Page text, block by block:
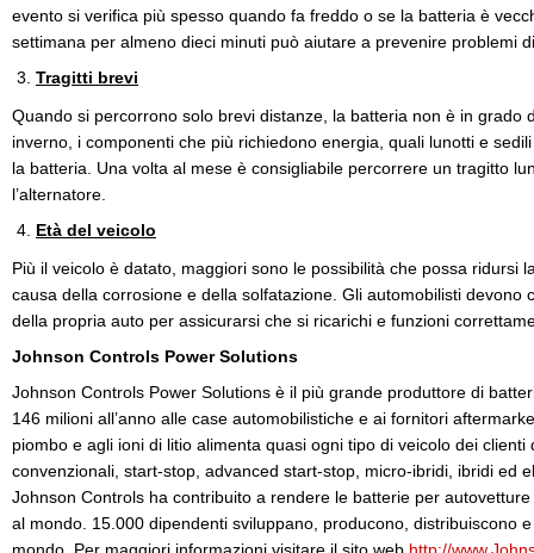
evento si verifica più spesso quando fa freddo o se la batteria è
settimana per almeno dieci minuti può aiutare a prevenire problemi
Tragitti brevi
Quando si percorrono solo brevi distanze, la batteria non è in grado
inverno, i componenti che più richiedono energia, quali lunotti e
la batteria. Una volta al mese è consigliabile percorrere un tragitto
l’alternatore.
Età del veicolo
Più il veicolo è datato, maggiori sono le possibilità che possa ridursi
causa della corrosione e della solfatazione. Gli automobilisti devono
della propria auto per assicurarsi che si ricarichi e funzioni
Johnson Controls Power Solutions
Johnson Controls Power Solutions è il più grande produttore di
146 milioni all’anno alle case automobilistiche e ai fornitori
piombo e agli ioni di litio alimenta quasi ogni tipo di veicolo dei clienti
convenzionali, start-stop, advanced start-stop, micro-ibridi, ibridi ed
Johnson Controls ha contribuito a rendere le batterie per
al mondo. 15.000 dipendenti sviluppano, producono, distribuiscono